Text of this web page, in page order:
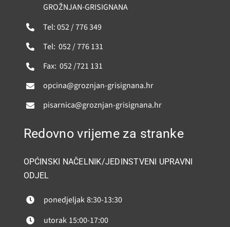
GROŽNJAN-GRISIGNANA
Tel: 052 / 776 349
Tel: 052 / 776 131
Fax: 052 /721 131
opcina@groznjan-grisignana.hr
pisarnica@groznjan-grisignana.hr
Redovno vrijeme za stranke
OPĆINSKI NAČELNIK/JEDINSTVENI UPRAVNI
ODJEL
ponedjeljak8:30-13:30
utorak 15:00-17:00